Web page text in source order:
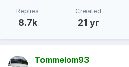
Replies
8.7k
Created
21 yr
Tommelom93